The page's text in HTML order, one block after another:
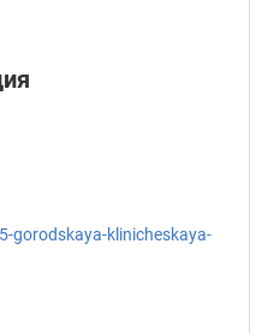
gorodskaya-klinicheskaya-